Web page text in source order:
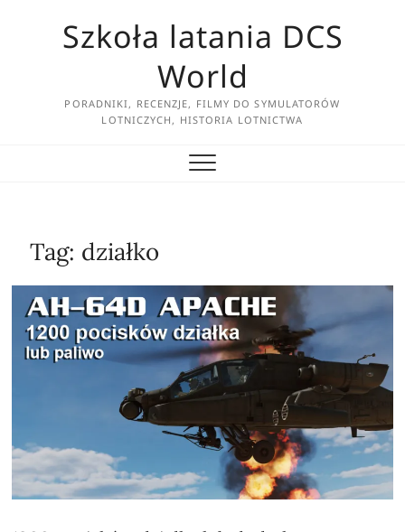
Szkoła latania DCS
World
PORADNIKI, RECENZJE, FILMY DO SYMULATORÓW
LOTNICZYCH, HISTORIA LOTNICTWA
Tag: działko